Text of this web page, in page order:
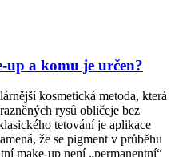
up a komu je určen?
kosmetická metoda, která
rysů obličeje bez
tetování je aplikace
že se pigment v průběhu
make-up není „permanentní“